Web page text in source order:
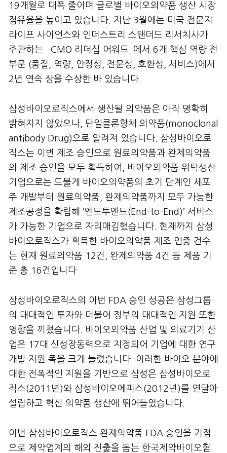
19개월로 대폭 줄이며 글로벌 바이오의약품 생산 시장
점유율을 높이고 있습니다. 지난 3월에는 미국 전문지
라이프 사이언스와 인더스트리 스탠더드 리서치사가
주관하는 `CMO 리더십 어워드`에서 6개 핵심 역량 전
부문 (품질, 역량, 안정성, 전문성, 호환성, 서비스)에서
2년 연속 상을 수상한 바 있습니다.
삼성바이오로직스에서 생산될 의약품은 아직 명확히
밝혀지지 않았으나, 단일클론항체 의약품(monoclonal
antibody Drug)으로 알려져 있습니다. 삼성바이오로
직스는 이번 제조 승인으로 원료의약품과 완제의약품
의 제조 승인을 모두 획득하여, 바이오의약품 위탁생산
기업으로는 드물게 바이오의약품의 초기 단계인 세포
주 개발부터 원료의약품, 완제의약품까지 모두 가능한
제조공정을 확립해 ‘엔드투엔드(End-to-End)’ 서비스
가 가능한 기업으로 자리매김했습니다. 현재까지 삼성
바이오로직스가 획득한 바이오의약품 제조 인증 건수
는 현재 원료의약품 12건, 완제의약품 4건 등 제품 기
준 총 16건입니다
삼성바이오로직스의 이번 FDA 승인 성공은 삼성그룹
의 대대적인 투자와 더불어 정부의 대대적인 지원 또한
영향을 끼쳤습니다. 바이오의약품 산업 및 의료기기 산
업은 17대 신성장동력으로 지정되어 기업에 대한 연구
개발 지원 폭을 크게 늘렸습니다. 이러한 바이오 분야에
대한 전폭적인 지원을 기반으로 삼성은 삼성바이오로
직스(2011년)와 삼성바이오에피스(2012년)를 연달아
설립하고 혁신 의약품 생산에 뛰어들었습니다.
이번 삼성바이오로직스 완제의약품 FDA 승인을 기점
으로 제약업계의 해외 진출을 돕는 한국제약바이오협